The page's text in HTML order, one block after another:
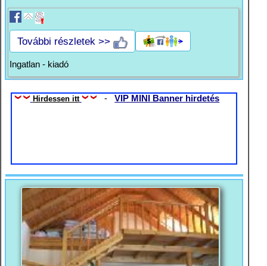
További részletek >>
Ingatlan - kiadó
Hirdessen itt -VIP MINI Banner hirdetés